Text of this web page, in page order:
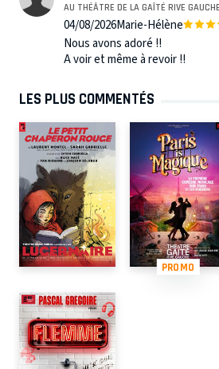
AU THÉÂTRE DE LA GAÎTÉ RIVE GAUCHE
04/08/2026Marie-Hélène
Nous avons adoré !!
A voir et même à revoir !!
LES PLUS COMMENTÉS
PROMO